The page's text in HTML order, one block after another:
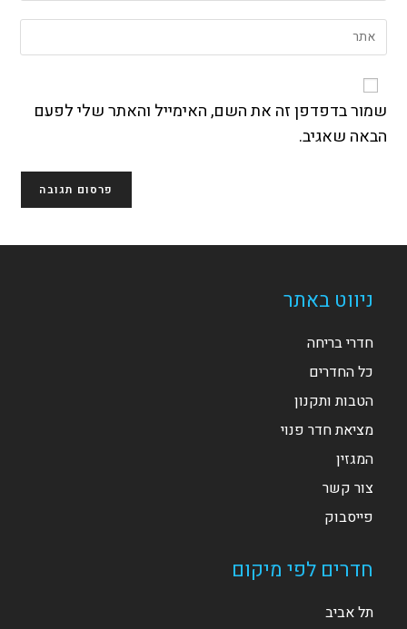
שם
משתמש
כדי
להגיב
דואר
האלקטרוני
כדי
להגיב
הזן
את
אתר
האינטרנט
(אופציונלי)
שמור בדפדפן זה את השם, האימייל והאתר שלי לפעם
הבאה שאגיב.
ניווט באתר
חדרי בריחה
כל החדרים
הטבות ותקנון
מציאת חדר פנוי
המגזין
צור קשר
פייסבוק
חדרים לפי מיקום
תל אביב